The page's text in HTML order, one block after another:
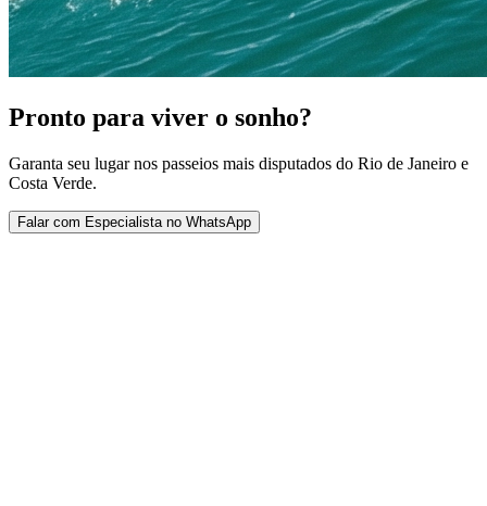
Pronto para viver o sonho?
Garanta seu lugar nos passeios mais disputados do Rio de Janeiro e
Costa Verde.
Falar com Especialista no WhatsApp